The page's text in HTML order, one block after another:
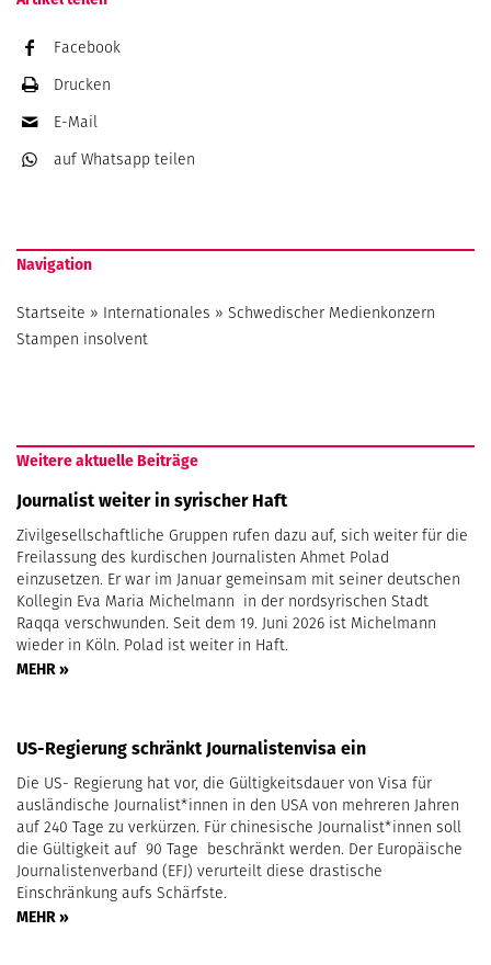
Facebook
Drucken
E-Mail
auf Whatsapp teilen
Navigation
Startseite » Internationales » Schwedischer Medienkonzern
Stampen insolvent
Weitere aktuelle Beiträge
Journalist weiter in syrischer Haft
Zivilgesellschaftliche Gruppen rufen dazu auf, sich weiter für die
Freilassung des kurdischen Journalisten Ahmet Polad
einzusetzen. Er war im Januar gemeinsam mit seiner deutschen
Kollegin Eva Maria Michelmann in der nordsyrischen Stadt
Raqqa verschwunden. Seit dem 19. Juni 2026 ist Michelmann
wieder in Köln. Polad ist weiter in Haft.
MEHR »
US-Regierung schränkt Journalistenvisa ein
Die US- Regierung hat vor, die Gültigkeitsdauer von Visa für
ausländische Journalist*innen in den USA von mehreren Jahren
auf 240 Tage zu verkürzen. Für chinesische Journalist*innen soll
die Gültigkeit auf 90 Tage beschränkt werden. Der Europäische
Journalistenverband (EFJ) verurteilt diese drastische
Einschränkung aufs Schärfste.
MEHR »